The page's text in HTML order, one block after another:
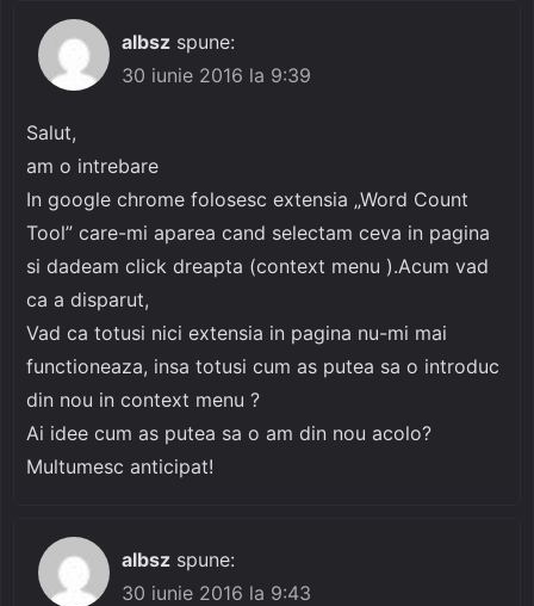
albsz spune:
30 iunie 2016 la 9:39
Salut,
am o intrebare
In google chrome folosesc extensia „Word Count
Tool” care-mi aparea cand selectam ceva in pagina
si dadeam click dreapta (context menu ).Acum vad
ca a disparut,
Vad ca totusi nici extensia in pagina nu-mi mai
functioneaza, insa totusi cum as putea sa o introduc
din nou in context menu ?
Ai idee cum as putea sa o am din nou acolo?
Multumesc anticipat!
albsz spune:
30 iunie 2016 la 9:43